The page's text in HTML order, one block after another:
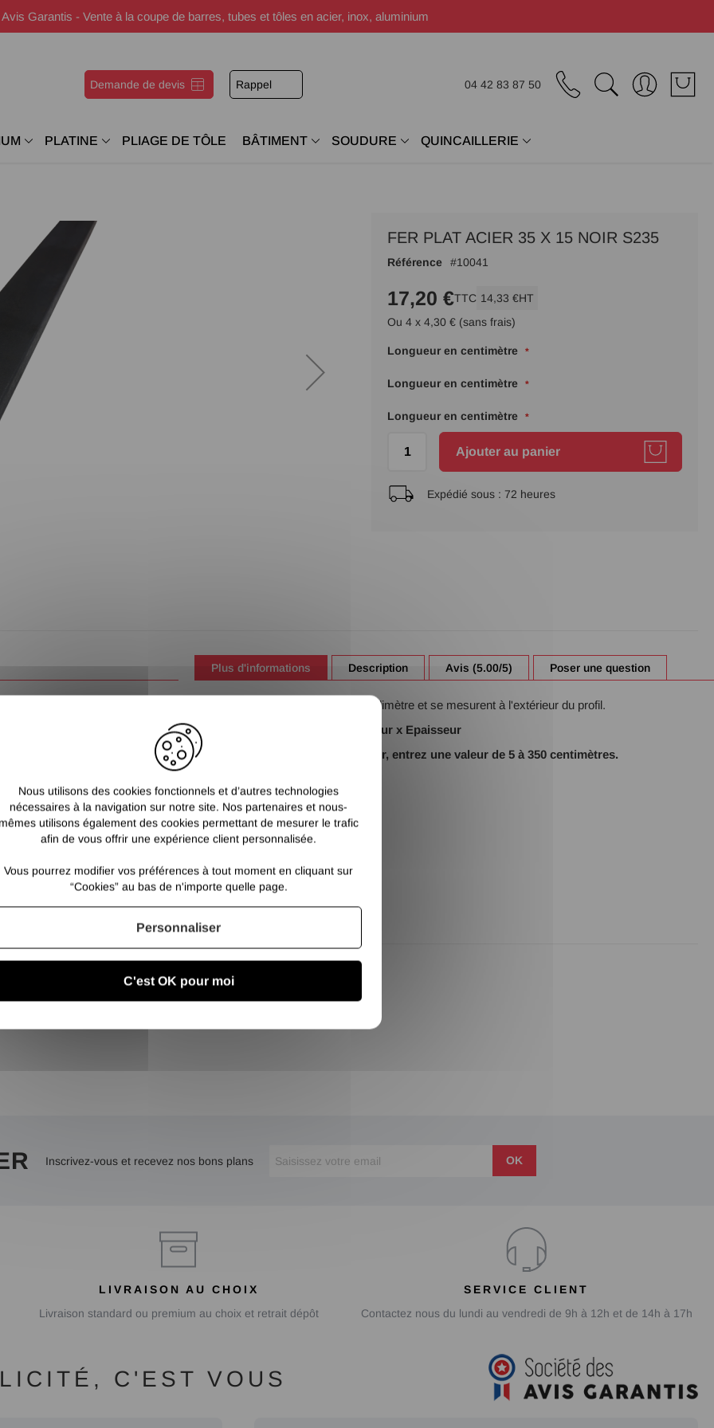
Garantis - Vente à la coupe de barres, tubes et tôles en acier, inox, aluminium
Demande de devis Rappel 04 42 83 87 50
PLATINE PLIAGE DE TÔLE BÂTIMENT SOUDURE QUINCAILLERIE
FER PLAT ACIER 35 X 15 NOIR S235
Référence 10041
17,20 €TTC 14,33 €HT
Ou 4 x 4,30 € (sans frais)
Longueur en centimètre
Longueur en centimètre
Longueur en centimètre
Ajouter au panier
Expédié sous : 72 heures
POSSIBLES D'OXYDATION
Plus d'informations
Les côtes sont exprimées en millimètre et se mesurent à l'extérieur du profil.
Largeur x Epaisseur
Pour sélectionner une longueur, entrez une valeur de 5 à 350 centimètres.
Description Avis (5.00/5) Poser une question
Inscrivez-vous et recevez nos bons plans OK
LIVRAISON AU CHOIX
Livraison standard ou premium au choix et retrait dépôt
SERVICE CLIENT
Contactez nous du lundi au vendredi de 9h à 12h et de 14h à 17h
C'EST VOUS
Nous utilisons des cookies fonctionnels et d’autres technologies
nécessaires à la navigation sur notre site. Nos partenaires et nous-
mêmes utilisons également des cookies permettant de mesurer le trafic
afin de vous offrir une expérience client personnalisée.
Vous pourrez modifier vos préférences à tout moment en cliquant sur
“Cookies” au bas de n'importe quelle page.
C'est OK pour moi
Personnaliser